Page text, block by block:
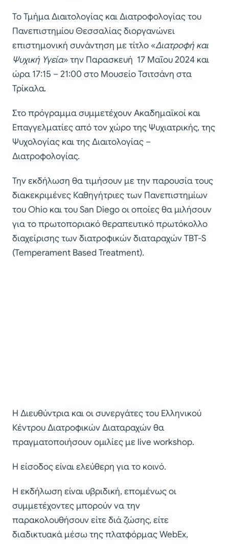
Το Τμήμα Διαιτολογίας και Διατροφολογίας του
Πανεπιστημίου Θεσσαλίας διοργανώνει
επιστημονική συνάντηση με τίτλο «Διατροφή και
Ψυχική Υγεία» την Παρασκευή 17 Μαΐου 2024 και
ώρα 17:15 – 21:00 στο Μουσείο Τσιτσάνη στα
Τρίκαλα.
Στο πρόγραμμα συμμετέχουν Ακαδημαϊκοί και
Επαγγελματίες από τον χώρο της Ψυχιατρικής, της
Ψυχολογίας και της Διαιτολογίας –
Διατροφολογίας.
Την εκδήλωση θα τιμήσουν με την παρουσία τους
διακεκριμένες Καθηγήτριες των Πανεπιστημίων
του Ohio και του San Diego οι οποίες θα μιλήσουν
για το πρωτοποριακό θεραπευτικό πρωτόκολλο
διαχείρισης των διατροφικών διαταραχών TBT-S
(Temperament Based Treatment).
Η Διευθύντρια και οι συνεργάτες του Ελληνικού
Κέντρου Διατροφικών Διαταραχών θα
πραγματοποιήσουν ομιλίες με live workshop.
Η είσοδος είναι ελεύθερη για το κοινό.
Η εκδήλωση είναι υβριδική, επομένως οι
συμμετέχοντες μπορούν να την
παρακολουθήσουν είτε διά ζώσης, είτε
διαδικτυακά μέσω της πλατφόρμας WebΕx,